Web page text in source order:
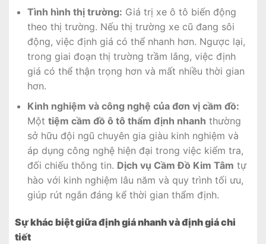
Tình hình thị trường: Giá trị xe ô tô biến động
theo thị trường. Nếu thị trường xe cũ đang sôi
động, việc định giá có thể nhanh hơn. Ngược lại,
trong giai đoạn thị trường trầm lắng, việc định
giá có thể thận trọng hơn và mất nhiều thời gian
hơn.
Kinh nghiệm và công nghệ của đơn vị cầm đồ:
Một tiệm cầm đồ ô tô thẩm định nhanh thường
sở hữu đội ngũ chuyên gia giàu kinh nghiệm và
áp dụng công nghệ hiện đại trong việc kiểm tra,
đối chiếu thông tin. Dịch vụ Cầm Đồ Kim Tâm tự
hào với kinh nghiệm lâu năm và quy trình tối ưu,
giúp rút ngắn đáng kể thời gian thẩm định.
Sự khác biệt giữa định giá nhanh và định giá chi
tiết